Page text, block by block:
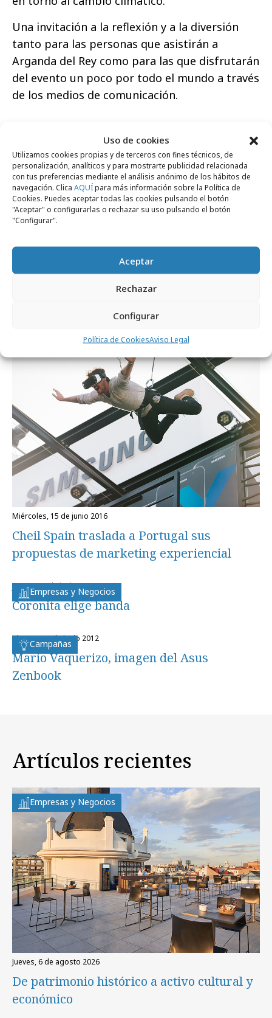
Uso de cookies
Utilizamos cookies propias y de terceros con fines técnicos, de
personalización, analíticos y para mostrarte publicidad relacionada
con tus preferencias mediante el análisis anónimo de los hábitos de
navegación. Clica AQUÍpara más información sobre la Política de
Cookies. Puedes aceptar todas las cookies pulsando el botón
"Aceptar" o configurarlas o rechazar su uso pulsando el botón
"Configurar".
Aceptar
Rechazar
Configurar
Política de CookiesAviso Legal
Una invitación a la reflexión y a la diversión
tanto para las personas que asistirán a
Arganda del Rey como para las que disfrutarán
del evento un poco por todo el mundo a través
de los medios de comunicación.
Comparte
Noticias Relacionadas
miércoles, 15 de junio 2016
Cheil Spain traslada a Portugal sus
propuestas de marketing experiencial
Empresas y Negocios
jueves, 21 de junio 2012
Coronita elige banda
Campañas
viernes, 15 de junio 2012
Mario Vaquerizo, imagen del Asus
Zenbook
Artículos recientes
Empresas y Negocios
jueves, 6 de agosto 2026
De patrimonio histórico a activo cultural y
económico